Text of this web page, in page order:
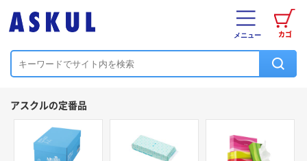
カゴ
メニュー
アスクルの定番品